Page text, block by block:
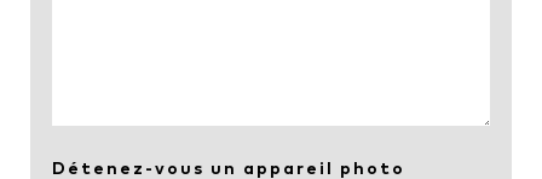
Détenez-vous un appareil photo